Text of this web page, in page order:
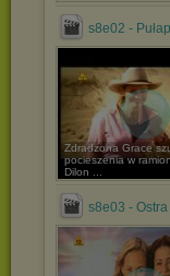
s8e02 -
Zdradzona Grace
pocieszenia w
Dilon ...
s8e03 -